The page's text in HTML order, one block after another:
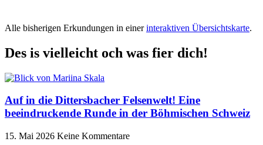
Alle bisherigen Erkundungen in einerinteraktiven Übersichtskarte.
Des is vielleicht och was fier dich!
Auf in die Dittersbacher Felsenwelt! Eine
beeindruckende Runde in der Böhmischen Schweiz
15. Mai 2026 Keine Kommentare